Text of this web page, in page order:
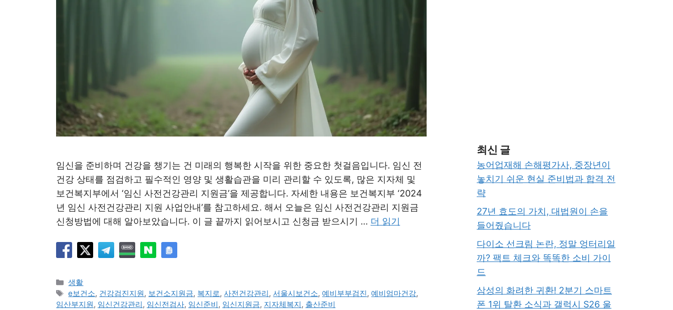
임신을 준비하며 건강을 챙기는 건 미래의 행복한 시작을 위한 중요한 첫걸음입니다. 임신 전
건강 상태를 점검하고 필수적인 영양 및 생활습관을 미리 관리할 수 있도록, 많은 지자체 및
보건복지부에서 ‘임신 사전건강관리 지원금’을 제공합니다. 자세한 내용은 보건복지부 ‘2024
년 임신 사전건강관리 지원 사업안내’를 참고하세요. 해서 오늘은 임신 사전건강관리 지원금
신청방법에 대해 알아보았습니다. 이 글 끝까지 읽어보시고 신청금 받으시기 … 더 읽기
카
테
고
생활
태
그
e보건소, 건강검진지원, 보건소지원금, 복지로,사전건강관리,서울시보건소,예비부부검진,예비엄마건강,
임산부지원, 임신건강관리, 임신전검사, 임신준비, 임신지원금, 지자체복지, 출산준비
최신 글
농어업재해 손해평가사, 중장년이
놓치기 쉬운 현실 준비법과 합격 전
략
27년 효도의 가치, 대법원이 손을
들어줬습니다
다이소 선크림 논란, 정말 엉터리일
까? 팩트 체크와 똑똑한 소비 가이
드
삼성의 화려한 귀환! 2분기 스마트
폰 1위 탈환 소식과 갤럭시 S26 울